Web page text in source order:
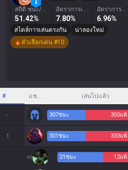
สถิติ ชนะ/แพ้
51.42%
อัตราการเลือก
7.80%
อัตราการแบน
6.96%
สไตล์การเล่นตรงกัน
น่าลองใหม่
ตัวเลือกเด่น #10
# แชมเปี้ยน เล่นไปแล้ว
- 307ชนะ 350แพ้
1 301ชนะ 333แพ้
vs 21ชนะ 12แพ้